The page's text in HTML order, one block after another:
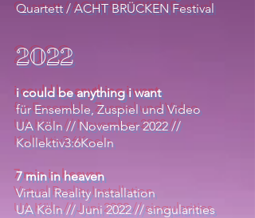
Quartett / ACHT BRÜCKEN Festival
2022
i could be anything i want
für Ensemble, Zuspiel und Video
UA Köln // November 2022 //
Kollektiv3:6Koeln
7 min in heaven
Virtual Reality Installation
UA Köln // Juni 2022 // singularities